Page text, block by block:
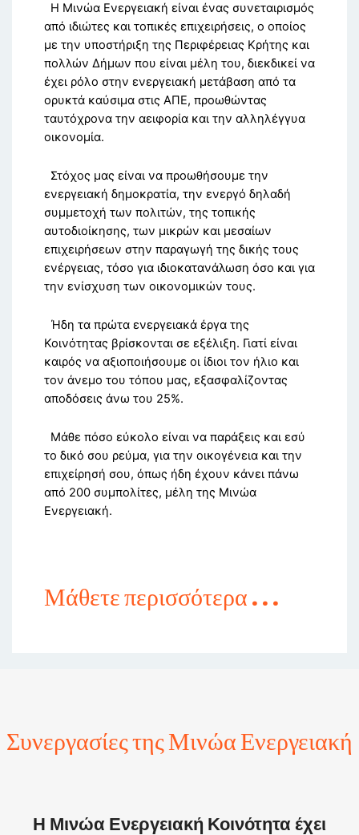
Η Μινώα Ενεργειακή είναι ένας συνεταιρισμός
από ιδιώτες και τοπικές επιχειρήσεις, ο οποίος
με την υποστήριξη της Περιφέρειας Κρήτης και
πολλών Δήμων που είναι μέλη του, διεκδικεί να
έχει ρόλο στην ενεργειακή μετάβαση από τα
ορυκτά καύσιμα στις ΑΠΕ, προωθώντας
ταυτόχρονα την αειφορία και την αλληλέγγυα
οικονομία.
Στόχος μας είναι να προωθήσουμε την
ενεργειακή δημοκρατία, την ενεργό δηλαδή
συμμετοχή των πολιτών, της τοπικής
αυτοδιοίκησης, των μικρών και μεσαίων
επιχειρήσεων στην παραγωγή της δικής τους
ενέργειας, τόσο για ιδιοκατανάλωση όσο και για
την ενίσχυση των οικονομικών τους.
Ήδη τα πρώτα ενεργειακά έργα της
Κοινότητας βρίσκονται σε εξέλιξη. Γιατί είναι
καιρός να αξιοποιήσουμε οι ίδιοι τον ήλιο και
τον άνεμο του τόπου μας, εξασφαλίζοντας
αποδόσεις άνω του 25%.
Μάθε πόσο εύκολο είναι να παράξεις και εσύ
το δικό σου ρεύμα, για την οικογένεια και την
επιχείρησή σου, όπως ήδη έχουν κάνει πάνω
από 200 συμπολίτες, μέλη της Μινώα
Ενεργειακή.
Μάθετε περισσότερα . . .
Συνεργασίες της Μινώα Ενεργειακή
Η Μινώα Ενεργειακή Κοινότητα έχει